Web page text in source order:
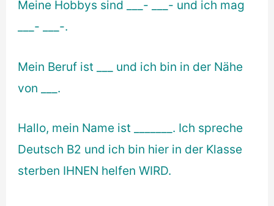
Meine Hobbys sind ___- ___- und ich mag
___- ___-.
Mein Beruf ist ___ und ich bin in der Nähe
von ___.
Hallo, mein Name ist _______. Ich spreche
Deutsch B2 und ich bin hier in der Klasse
sterben IHNEN helfen WIRD.